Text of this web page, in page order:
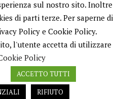
sul nostro sito. Inoltre
di parti terze. Per saperne di
Policy e Cookie Policy.
l'utente accetta di utilizzare
Policy
ACCETTO TUTTI
RIFIUTO